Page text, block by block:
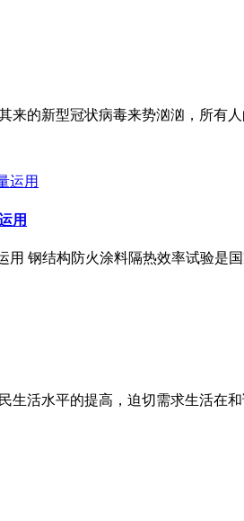
来的新型冠状病毒来势汹汹，所有
用
钢结构防火涂料隔热效率试验是
生活水平的提高，迫切需求生活在